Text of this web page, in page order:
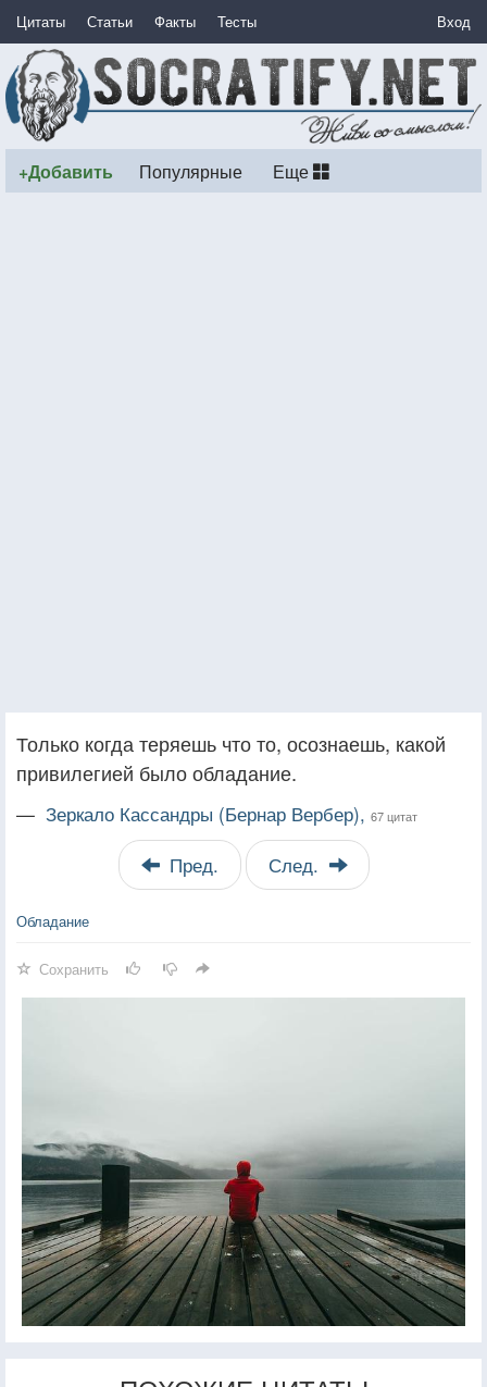
Цитаты Статьи Факты Тесты Вход
+Добавить Популярные Еще
Только когда теряешь что то, осознаешь, какой
привилегией было обладание.
— Зеркало Кассандры (Бернар Вербер), 67 цитат
Пред. След.
Обладание
Сохранить